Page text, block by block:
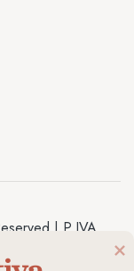
| P.IVA